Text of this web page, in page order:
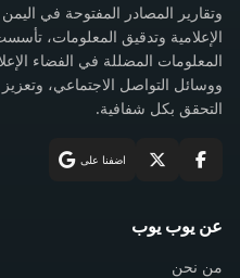
وتقارير المصادر المفتوحة في
المعلومات المضللة في الفضاء
ووسائل التواصل الاجتماعي،
التحقق بكل شفافية.
اضفنا على
عن يوب يوب
من نحن